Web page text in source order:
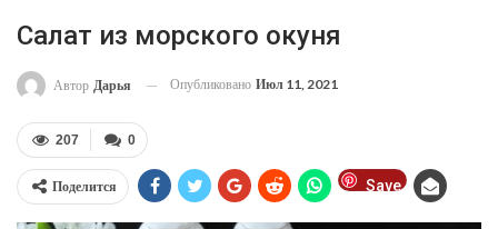
Салат из морского окуня
Автор Дарья Опубликовано Июл 11, 2021
0
207
Поделится Save